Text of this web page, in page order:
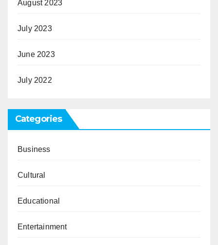
August 2023
July 2023
June 2023
July 2022
Categories
Business
Cultural
Educational
Entertainment